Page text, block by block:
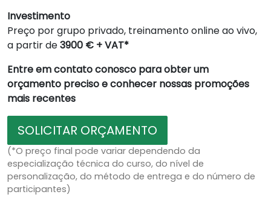
Investimento
Preço por grupo privado, treinamento online ao vivo,
a partir de3900 € + VAT*
Entre em contato conosco para obter um
orçamento preciso e conhecer nossas promoções
mais recentes
SOLICITAR ORÇAMENTO
(*O preço final pode variar dependendo da
especialização técnica do curso, do nível de
personalização, do método de entrega e do número de
participantes)